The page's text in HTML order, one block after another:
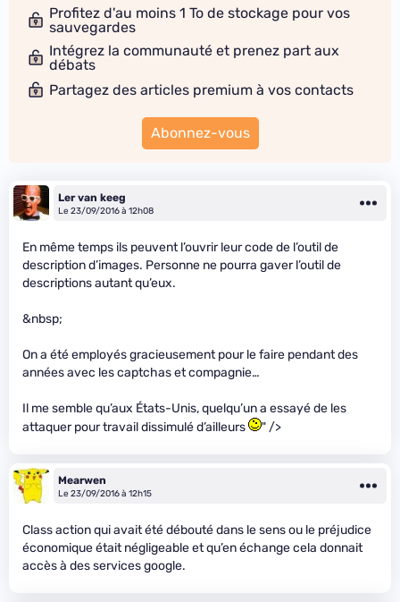
Profitez d'au moins 1 To de stockage pour vos
sauvegardes
Intégrez la communauté et prenez part aux
débats
Partagez des articles premium à vos contacts
Abonnez-vous
Ler van keeg
Le 23/09/2016 à 12h08
En même temps ils peuvent l’ouvrir leur code de l’outil de
description d’images. Personne ne pourra gaver l’outil de
descriptions autant qu’eux.
&nbsp;
On a été employés gracieusement pour le faire pendant des
années avec les captchas et compagnie…
Il me semble qu’aux États-Unis, quelqu’un a essayé de les
attaquer pour travail dissimulé d’ailleurs
" />
Mearwen
Le 23/09/2016 à 12h15
Class action qui avait été débouté dans le sens ou le préjudice
économique était négligeable et qu’en échange cela donnait
accès à des services google.